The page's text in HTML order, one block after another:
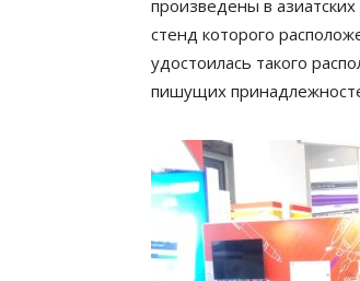
произведены в
стенд которого
удостоилась такого
пишущих